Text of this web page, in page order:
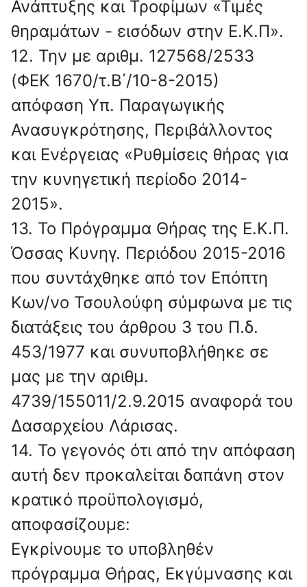
Ανάπτυξης και Τροφίμων «Τιμές
θηραμάτων - εισόδων στην Ε.Κ.Π».
12. Την με αριθμ. 127568/2533
(ΦΕΚ 1670/τ.Β΄/10-8-2015)
απόφαση Υπ. Παραγωγικής
Ανασυγκρότησης, Περιβάλλοντος
και Ενέργειας «Ρυθμίσεις θήρας για
την κυνηγετική περίοδο 2014-
2015».
13. Το Πρόγραμμα Θήρας της Ε.Κ.Π.
Όσσας Κυνηγ. Περιό­δου 2015-2016
που συντάχθηκε από τον Επόπτη
Κων/νο Τσουλούφη σύμφωνα με τις
διατάξεις του άρθρου 3 του Π.δ.
453/1977 και συνυποβλήθηκε σε
μας με την αριθμ.
4739/155011/2.9.2015 αναφορά του
Δασαρχείου Λάρισας.
14. Το γεγονός ότι από την απόφαση
αυτή δεν προκαλείται δαπάνη στον
κρατικό προϋπολογισμό,
αποφασίζουμε:
Εγκρίνουμε το υποβληθέν
πρόγραμμα Θήρας, Εκγύμνασης και